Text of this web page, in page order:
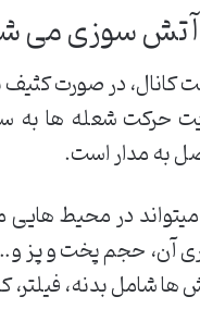
آتش سوزی می
در صورت کثیف
حرکت شعله ها به
به مدار است.
در محیط هایی
آن، حجم پخت و پز
شامل بدنه، فیلتر،